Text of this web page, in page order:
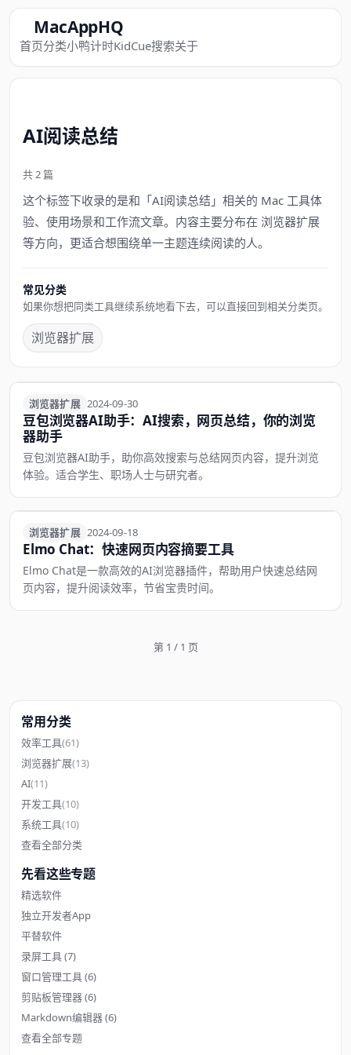
MacAppHQ
首页分类小鸭计时KidCue搜索关于
AI阅读总结
共 2 篇
这个标签下收录的是和「AI阅读总结」相关的 Mac 工具体
验、使用场景和工作流文章。内容主要分布在 浏览器扩展
等方向，更适合想围绕单一主题连续阅读的人。
常见分类
如果你想把同类工具继续系统地看下去，可以直接回到相关分类页。
浏览器扩展
浏览器扩展
浏览器扩展 2024-09-30
豆包浏览器AI助手：AI搜索，网页总结，你的浏览
器助手
豆包浏览器AI助手，助你高效搜索与总结网页内容，提升浏览
体验。适合学生、职场人士与研究者。
浏览器扩展
浏览器扩展 2024-09-18
Elmo Chat：快速网页内容摘要工具
Elmo Chat是一款高效的AI浏览器插件，帮助用户快速总结网
页内容，提升阅读效率，节省宝贵时间。
第 1 / 1 页
常用分类
效率工具(61)
浏览器扩展(13)
AI(11)
开发工具(10)
系统工具(10)
查看全部分类
先看这些专题
精选软件
独立开发者App
平替软件
录屏工具(7)
窗口管理工具(6)
剪贴板管理器(6)
Markdown编辑器(6)
查看全部专题